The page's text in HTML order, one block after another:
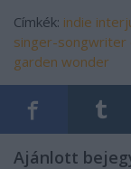
Címkék: indie
singer-songwriter
garden wonder
Ajánlott